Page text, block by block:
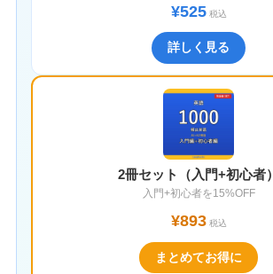
¥525税込
詳しく見る
2冊セット（入門+初心者）
入門+初心者を15%OFF
¥893税込
まとめてお得に